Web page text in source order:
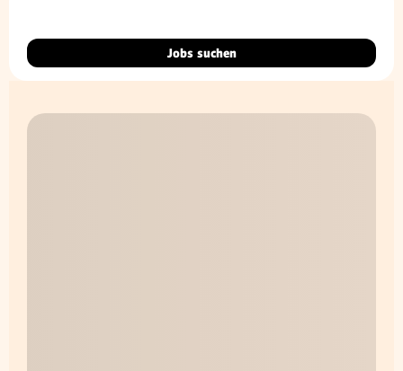
Jobs suchen